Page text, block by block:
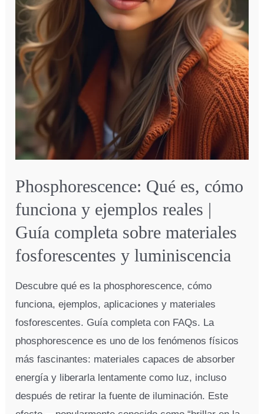
200€
|
Opciones
Potentes,
Baratas
y
Recomendadas
Phosphorescence: Qué es, cómo
funciona y ejemplos reales |
Guía completa sobre materiales
fosforescentes y luminiscencia
Descubre qué es la phosphorescence, cómo
funciona, ejemplos, aplicaciones y materiales
fosforescentes. Guía completa con FAQs. La
phosphorescence es uno de los fenómenos físicos
más fascinantes: materiales capaces de absorber
energía y liberarla lentamente como luz, incluso
después de retirar la fuente de iluminación. Este